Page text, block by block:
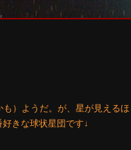
）ようだ。が、星が見える
きな球状星団です↓